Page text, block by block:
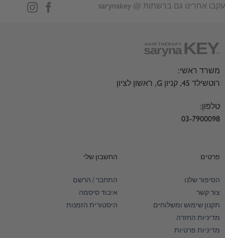
עקבו אחרינו גם ברשתות @ sarynakey
משרד ראשי:
רוטשילד 45, קניון G, ראשון לציון
טלפון:
03-7900098
פרטים
הסיפור שלנו
צור קשר
תקנון שימוש ומשלוחים
מדיניות החזרה
מדיניות פרטיות
החשבון שלי
התחבר / הרשם
איבוד סיסמה
היסטורית הזמנות